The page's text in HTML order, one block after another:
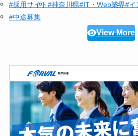
#採用サイト#神奈川県#IT・Web業界#イ
#中途募集
View More